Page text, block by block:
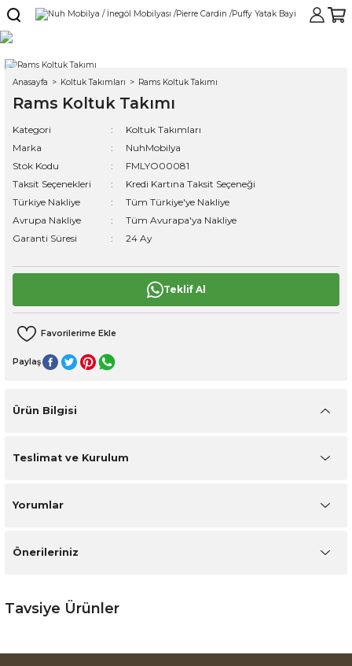
Anasayfa Koltuk Takımları Rams Koltuk Takımı
Rams Koltuk Takımı
Kategori
Koltuk Takımları
Marka
NuhMobilya
Stok Kodu
FMLYO00081
Taksit Seçenekleri
Kredi Kartına Taksit Seçeneği
Türkiye Nakliye
Tüm Türkiye'ye Nakliye
Avrupa Nakliye
Tüm Avurapa'ya Nakliye
Garanti Süresi
24 Ay
Teklif Al
Paylaş
Ürün Bilgisi
Teslimat ve Kurulum
Yorumlar
Önerileriniz
Tavsiye Ürünler